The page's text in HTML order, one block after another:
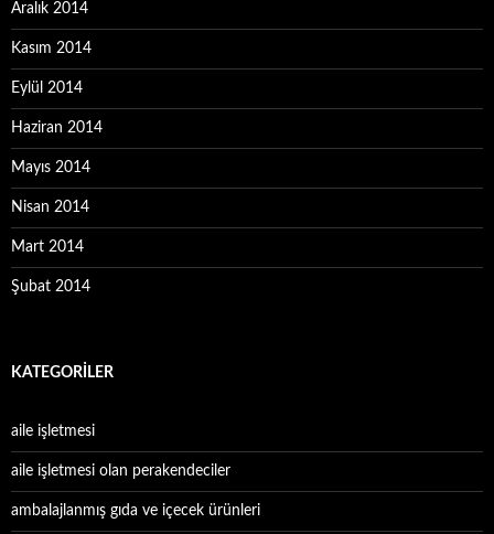
Aralık 2014
Kasım 2014
Eylül 2014
Haziran 2014
Mayıs 2014
Nisan 2014
Mart 2014
Şubat 2014
KATEGORILER
aile işletmesi
aile işletmesi olan perakendeciler
ambalajlanmış gıda ve içecek ürünleri